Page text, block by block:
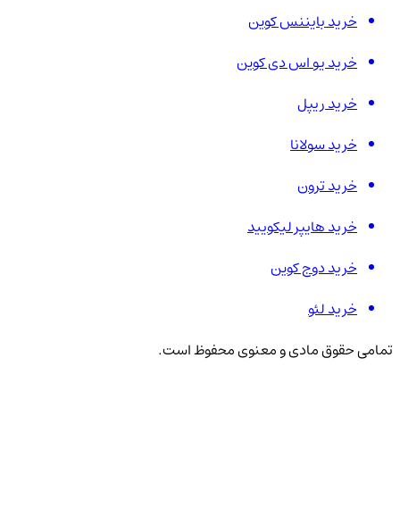
خرید بایننس کوین
خرید یو اس دی کوین
خرید ریپل
خرید سولانا
خرید ترون
خرید هایپر لیکویید
خرید دوج کوین
خرید لئو
تمامی حقوق مادی و معنوی محفوظ است.